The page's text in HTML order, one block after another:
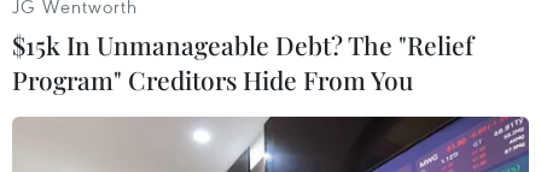
sở kinh doanh thực phẩm.
Đặc biệt, các đơn vị chú trọng các cơ sở kinh
doanh dịch vụ ăn uống, các quán ăn và các tổ
JG Wentworth
$15k In Unmanageable Debt? The "Relief
Program" Creditors Hide From You